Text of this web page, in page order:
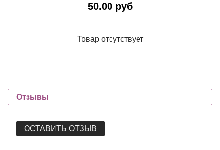
50.00 руб
Товар отсутствует
Отзывы
ОСТАВИТЬ ОТЗЫВ